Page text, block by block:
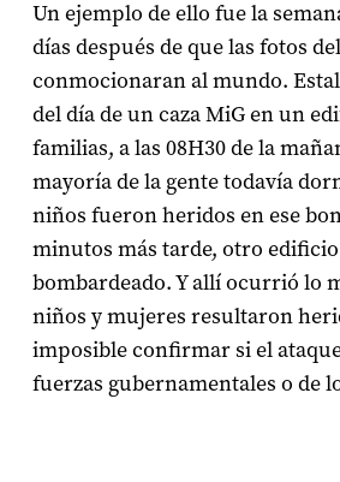
Un ejemplo de ello fue la
días después de que las fotos
conmocionaran al mundo.
del día de un caza MiG en un
familias, a las 08H30 de la
mayoría de la gente todavía
niños fueron heridos en ese
minutos más tarde, otro
bombardeado. Y allí ocurrió lo
niños y mujeres resultaron
imposible confirmar si el
fuerzas gubernamentales o de